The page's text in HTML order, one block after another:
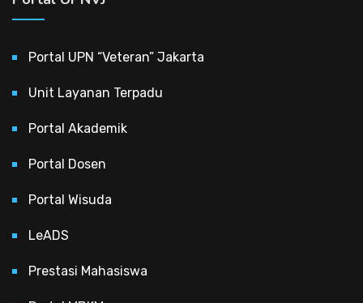
Portal UPN “Veteran” Jakarta
Unit Layanan Terpadu
Portal Akademik
Portal Dosen
Portal Wisuda
LeADS
Prestasi Mahasiswa